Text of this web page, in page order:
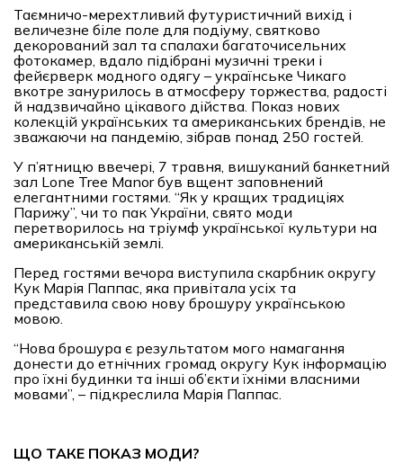
Таємничо-мерехтливий футуристичний вихід і
величезне біле поле для подіуму, святково
декорований зал та спалахи багаточисельних
фотокамер, вдало підібрані музичні треки і
фейєрверк модного одягу – українське Чикаго
вкотре занурилось в атмосферу торжества, радості
й надзвичайно цікавого дійства. Показ нових
колекцій українських та американських брендів, не
зважаючи на пандемію, зібрав понад 250 гостей.
У п’ятницю ввечері, 7 травня, вишуканий банкетний
зал Lone Tree Manor був вщент заповнений
елегантними гостями. “Як у кращих традиціях
Парижу”, чи то пак України, свято моди
перетворилось на тріумф української культури на
американській землі.
Перед гостями вечора виступила скарбник округу
Кук Марія Паппас, яка привітала усіх та
представила свою нову брошуру українською
мовою.
“Нова брошура є результатом мого намагання
донести до етнічних громад округу Кук інформацію
про їхні будинки та інші об’єкти їхніми власними
мовами”, – підкреслила Марія Паппас.
ЩО ТАКЕ ПОКАЗ МОДИ?